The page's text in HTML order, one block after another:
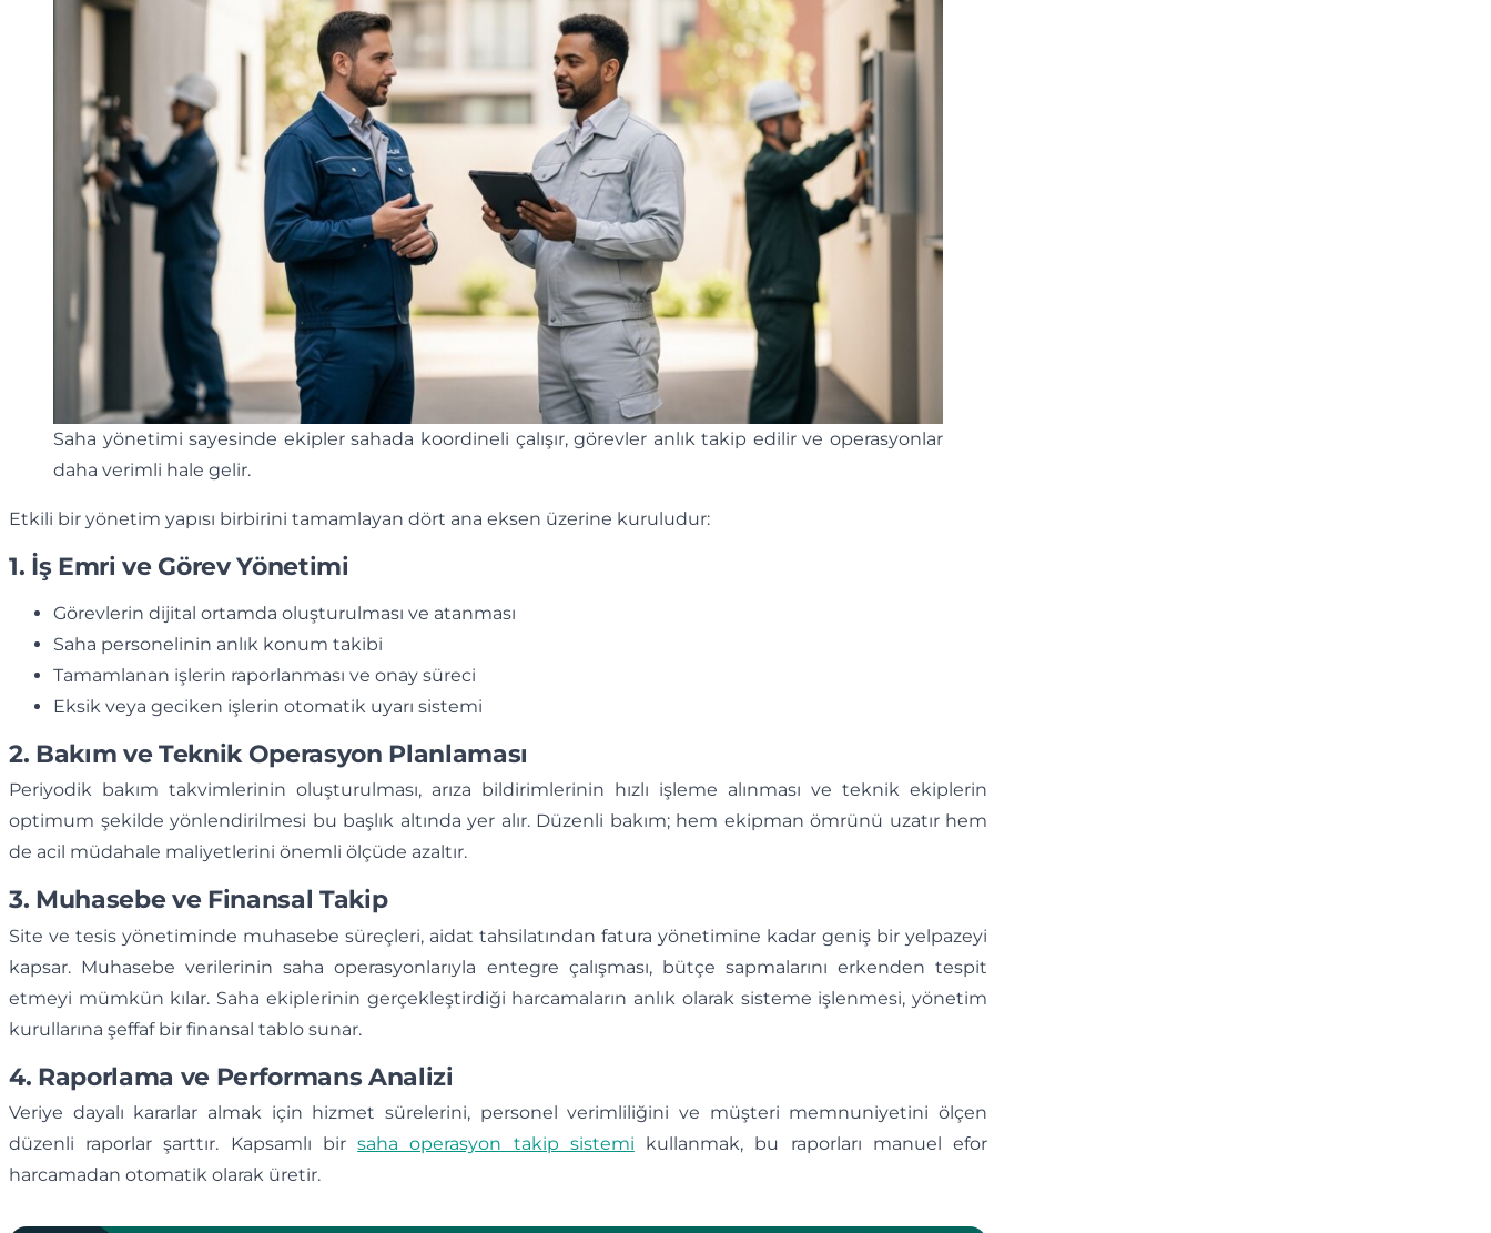
Saha yönetimi sayesinde ekipler sahada koordineli çalışır, görevler anlık takip edilir ve operasyonlar
daha verimli hale gelir.
Etkili bir yönetim yapısı birbirini tamamlayan dört ana eksen üzerine kuruludur:
1. İş Emri ve Görev Yönetimi
Görevlerin dijital ortamda oluşturulması ve atanması
Saha personelinin anlık konum takibi
Tamamlanan işlerin raporlanması ve onay süreci
Eksik veya geciken işlerin otomatik uyarı sistemi
2. Bakım ve Teknik Operasyon Planlaması
Periyodik bakım takvimlerinin oluşturulması, arıza bildirimlerinin hızlı işleme alınması ve teknik ekiplerin
optimum şekilde yönlendirilmesi bu başlık altında yer alır. Düzenli bakım; hem ekipman ömrünü uzatır hem
de acil müdahale maliyetlerini önemli ölçüde azaltır.
3. Muhasebe ve Finansal Takip
Site ve tesis yönetiminde muhasebe süreçleri, aidat tahsilatından fatura yönetimine kadar geniş bir yelpazeyi
kapsar. Muhasebe verilerinin saha operasyonlarıyla entegre çalışması, bütçe sapmalarını erkenden tespit
etmeyi mümkün kılar. Saha ekiplerinin gerçekleştirdiği harcamaların anlık olarak sisteme işlenmesi, yönetim
kurullarına şeffaf bir finansal tablo sunar.
4. Raporlama ve Performans Analizi
Veriye dayalı kararlar almak için hizmet sürelerini, personel verimliliğini ve müşteri memnuniyetini ölçen
düzenli raporlar şarttır. Kapsamlı birsaha operasyon takip sistemi kullanmak, bu raporları manuel efor
harcamadan otomatik olarak üretir.